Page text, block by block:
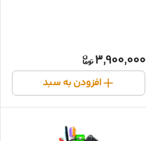
3,900,000
افزودن به سبد